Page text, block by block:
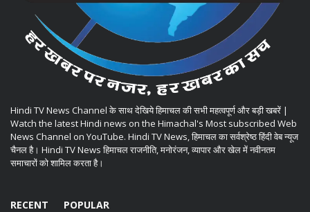
Hindi TV News Channel के साथ देखिये हिमाचल की सभी महत्वपूर्ण और बड़ी खबरें |
Watch the latest Hindi news on the Himachal's Most subscribed Web
News Channel on YouTube. Hindi TV News, हिमाचल का सर्वश्रेष्ठ हिंदी वेब न्यूज
चैनल है। Hindi TV News हिमाचल राजनीति, मनोरंजन, व्यापार और खेल में नवीनतम
समाचारों को शामिल करता है।
RECENT POPULAR